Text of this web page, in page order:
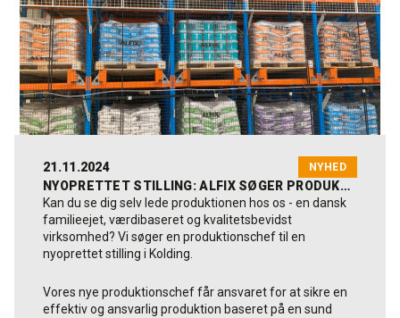
21.11.2024 NYHED
NYOPRETTET STILLING: ALFIX SØGER PRODUKTIONSCHEF
Kan du se dig selv lede produktionen hos os - en dansk
familieejet, værdibaseret og kvalitetsbevidst
virksomhed? Vi søger en produktionschef til en
nyoprettet stilling i Kolding.
Vores nye produktionschef får ansvaret for at sikre en
effektiv og ansvarlig produktion baseret på en sund